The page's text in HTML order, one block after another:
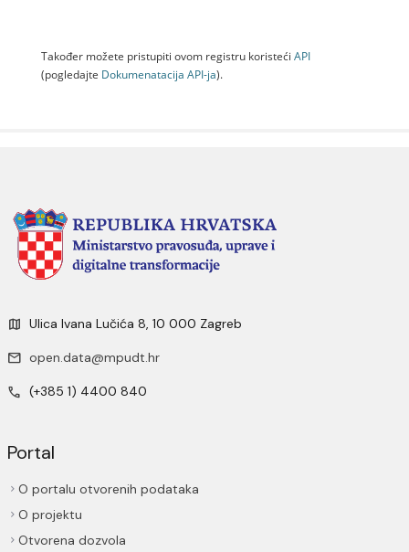
Također možete pristupiti ovom registru koristeći API
(pogledajte Dokumenаtаcijа API-jа).